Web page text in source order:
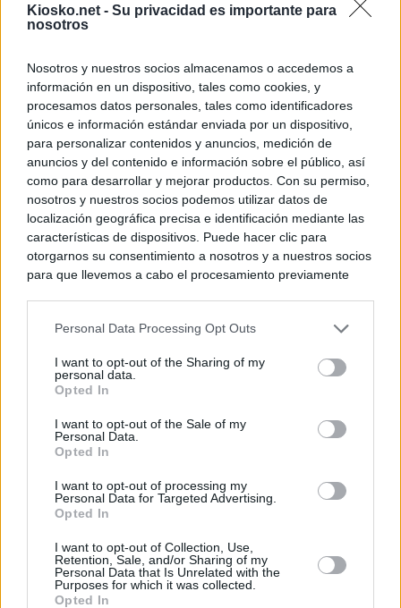
Kiosko.net - Su privacidad es importante para
nosotros
Nosotros y nuestros socios almacenamos o accedemos a
información en un dispositivo, tales como cookies, y
procesamos datos personales, tales como identificadores
únicos e información estándar enviada por un dispositivo,
para personalizar contenidos y anuncios, medición de
anuncios y del contenido e información sobre el público, así
como para desarrollar y mejorar productos. Con su permiso,
nosotros y nuestros socios podemos utilizar datos de
localización geográfica precisa e identificación mediante las
características de dispositivos. Puede hacer clic para
otorgarnos su consentimiento a nosotros y a nuestros socios
para que llevemos a cabo el procesamiento previamente
negar su consentimiento. Tenga en cuenta que algún
de su consentimiento, pero usted tiene el derecho de
rechazar tal procesamiento. Sus preferencias se aplicarán
cualquier momento entrando de nuevo en este sitio web o
visitando nuestra política de privacidad.
Personal Data Processing Opt Outs
I want to opt-out of the Sharing of my
personal data.
Opted In
I want to opt-out of the Sale of my
Personal Data.
Opted In
I want to opt-out of processing my
Personal Data for Targeted Advertising.
Opted In
I want to opt-out of Collection, Use,
Retention, Sale, and/or Sharing of my
Personal Data that Is Unrelated with the
Purposes for which it was collected.
Opted In